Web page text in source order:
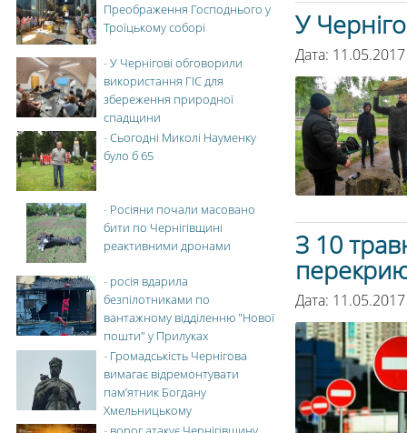
У
Дата:
З 10
Дата:
Преображення Господнього у
Троїцькому соборі
-У Чернігові обговорили
використання ГІС для
збереження природної
спадщини
-Сьогодні Миколі Науменку
було б 65
- Росіяни почали масовано
бити по Чернігівщині
реактивними дронами
- росія вдарила
безпілотниками по
вантажному відділенню "Нової
пошти" у Прилуках
- Громадськість Чернігова
вимагає відремонтувати
пам’ятник Богдану
Хмельницькому